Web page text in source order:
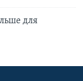
для